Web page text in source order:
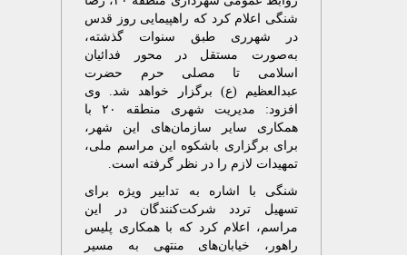
شنگی اعلام کرد که راهپیمایی روز قدس
در شهرری طبق سنوات گذشته،
به‌صورت مستقل در محور فدائیان
اسلامی تا مصلی حرم حضرت
عبدالعظیم (ع) برگزار خواهد شد. وی
افزود: مدیریت شهری منطقه ۲۰ با
همکاری سایر سازمان‌های این شهر،
برای برگزاری باشکوه این مراسم ملی،
تمهیدات لازم را در نظر گرفته است.
شنگی با اشاره به تدابیر ویژه برای
تسهیل تردد شرکت‌کنندگان در این
مراسم، اعلام کرد که با همکاری پلیس
راهور، خیابان‌های منتهی به مسیر